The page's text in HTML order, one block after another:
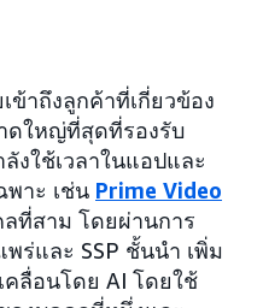
ข้าถึงลูกค้าที่เกี่ยวข้อง
ดใหญ่ที่สุดที่รองรับ
งใช้เวลาในแอปและ
พาะ เช่น Prime Video
ที่สาม โดยผ่านการ
ร่และ SSP ชั้นนำ เพิ่ม
ลื่อนโดย AI โดยใช้